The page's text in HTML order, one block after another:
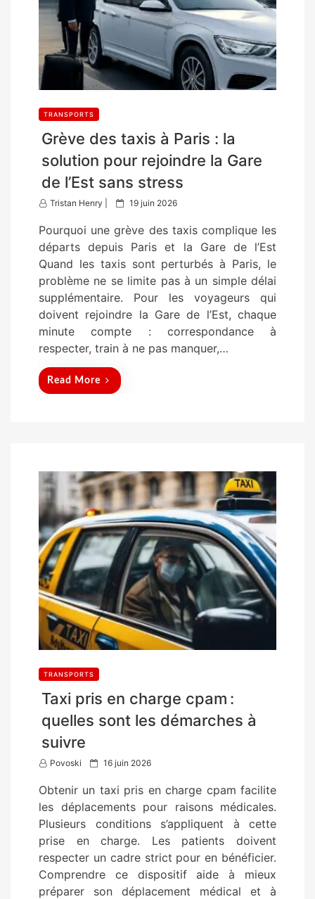
TRANSPORTS
Grève des taxis à Paris : la
solution pour rejoindre la Gare
de l’Est sans stress
Tristan Henry |
P
s
e
n
19 juin 2026
Pourquoi une grève des taxis complique les
départs depuis Paris et la Gare de l’Est
Quand les taxis sont perturbés à Paris, le
problème ne se limite pas à un simple délai
supplémentaire. Pour les voyageurs qui
doivent rejoindre la Gare de l’Est, chaque
minute compte : correspondance à
respecter, train à ne pas manquer,…
Read More
TRANSPORTS
Taxi pris en charge cpam :
quelles sont les démarches à
suivre
Povoski
P
s
t
e
d
o
n
16 juin 2026
Obtenir un taxi pris en charge cpam facilite
les déplacements pour raisons médicales.
Plusieurs conditions s’appliquent à cette
prise en charge. Les patients doivent
respecter un cadre strict pour en bénéficier.
Comprendre ce dispositif aide à mieux
préparer son déplacement médical et à